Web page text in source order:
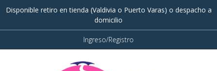
Disponible retiro en tienda (Valdivia o Puerto Varas) o despacho a
domicilio
Ingreso/Registro